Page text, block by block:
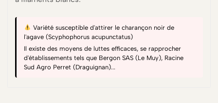
Variété susceptible d'attirer le charançon noir de
l'agave (Scyphophorus acupunctatus)
Il existe des moyens de luttes efficaces, se rapprocher
d'établissements tels que Bergon SAS (Le Muy), Racine
Sud Agro Perret (Draguignan)...